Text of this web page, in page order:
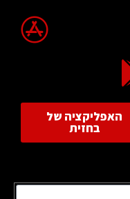
האפליקציה של
בחזית